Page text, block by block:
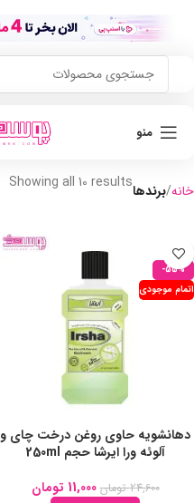
منو
خانه برندهاShowing all 10 results
-55%
اتمام موجودی
دهانشویه حاوی روغن درخت چای و
آلوئه ورا ایرشا حجم 250ml
24,600 تومان 11,000 تومان